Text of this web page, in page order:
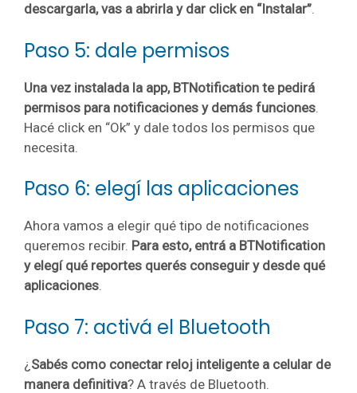
descargarla, vas a abrirla y dar click en “Instalar”.
Paso 5: dale permisos
Una vez instalada la app, BTNotification te pedirá
permisos para notificaciones y demás funciones.
Hacé click en “Ok” y dale todos los permisos que
necesita.
Paso 6: elegí las aplicaciones
Ahora vamos a elegir qué tipo de notificaciones
queremos recibir. Para esto, entrá a BTNotification
y elegí qué reportes querés conseguir y desde qué
aplicaciones.
Paso 7: activá el Bluetooth
¿ Sabés como conectar reloj inteligente a celular de
manera definitiva? A través de Bluetooth.